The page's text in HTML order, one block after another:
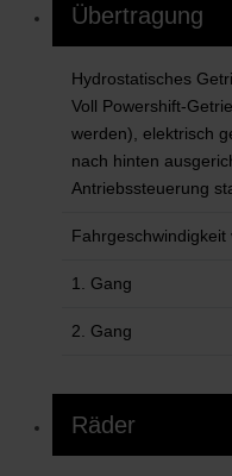
Übertragung
Hydrostatisches
Voll Powershift-
werden), elektrisch
nach hinten
Antriebssteuerung
1. Gang
2. Gang
Räder